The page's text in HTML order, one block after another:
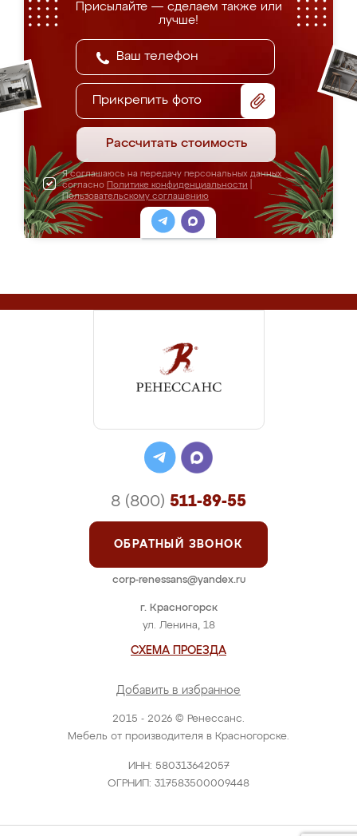
Присылайте — сделаем также или
лучше!
Прикрепить фото
Рассчитать стоимость
Я соглашаюсь на передачу персональных данных
согласно Политике конфиденциальности
Пользовательскому соглашению
2015 - 2026 © Ренессанс.
Мебель от производителя в Красногорске.
ИНН: 580313642057
ОГРНИП: 317583500009448
г. Красногорск
ул. Ленина, 18
СХЕМА ПРОЕЗДА
Добавить в избранное
8 (800) 511-89-55
ОБРАТНЫЙ ЗВОНОК
corp-renessans@yandex.ru